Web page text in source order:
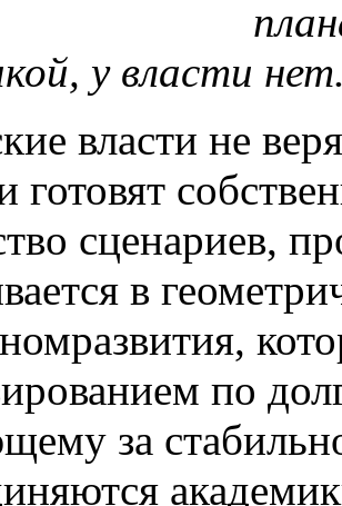
у власти
власти не
готовят
сценариев,
в
по
за